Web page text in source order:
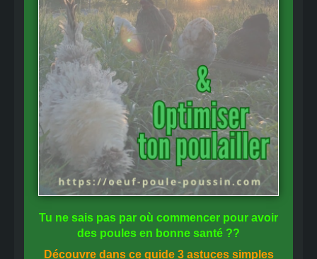
Tu ne sais pas par où commencer pour avoir
des poules en bonne santé ??
Découvre dans ce guide 3 astuces simples